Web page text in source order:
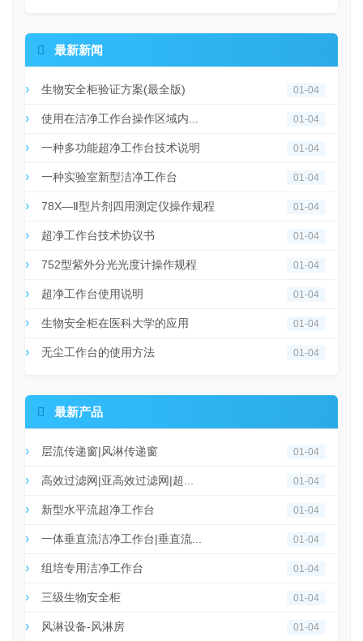
 最新新闻
生物安全柜验证方案(最全版) 01-04
使用在洁净工作台操作区域内... 01-04
一种多功能超净工作台技术说明 01-04
一种实验室新型洁净工作台 01-04
78X—Ⅱ型片剂四用测定仪操作规程 01-04
超净工作台技术协议书 01-04
752型紫外分光光度计操作规程 01-04
超净工作台使用说明 01-04
生物安全柜在医科大学的应用 01-04
无尘工作台的使用方法 01-04
 最新产品
层流传递窗|风淋传递窗 01-04
高效过滤网|亚高效过滤网|超... 01-04
新型水平流超净工作台 01-04
一体垂直流洁净工作台|垂直流... 01-04
组培专用洁净工作台 01-04
三级生物安全柜 01-04
风淋设备-风淋房 01-04